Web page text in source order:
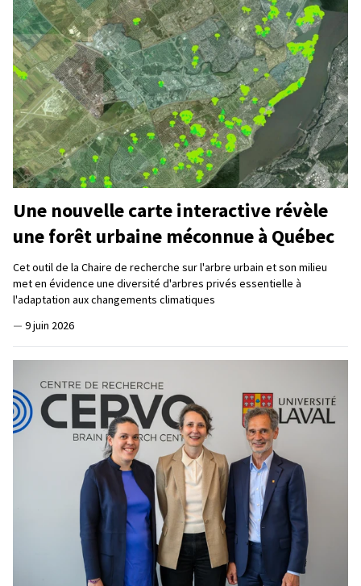
Une nouvelle carte interactive révèle
une forêt urbaine méconnue à Québec
Cet outil de la Chaire de recherche sur l'arbre urbain et son milieu
met en évidence une diversité d'arbres privés essentielle à
l'adaptation aux changements climatiques
— 9 juin 2026